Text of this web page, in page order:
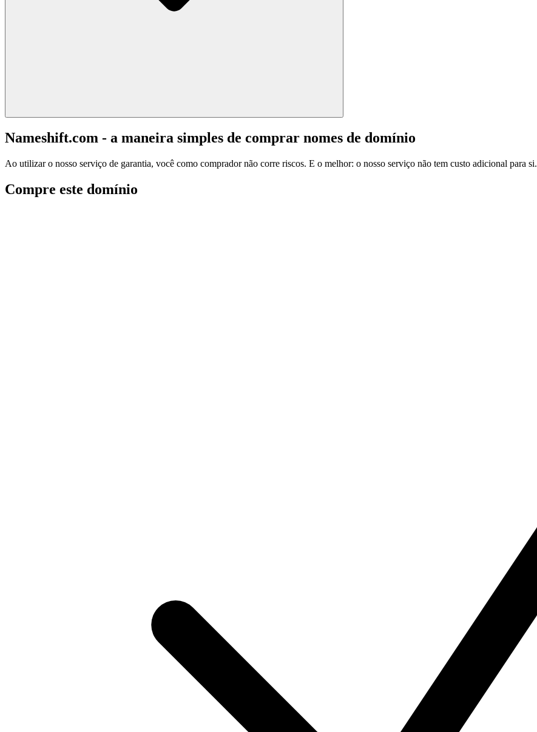
Nameshift.com - a maneira simples de comprar nomes de domínio
Ao utilizar o nosso serviço de garantia, você como comprador não corre riscos. E o melhor: o nosso serviço não tem custo adicional para si.
Compre este domínio